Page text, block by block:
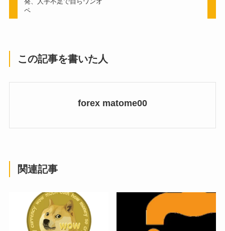
ペ
この記事を書いた人
forex matome00
関連記事